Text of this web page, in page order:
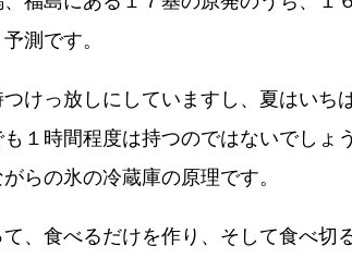
測です。
けっ放しにしていますし、夏はいち
１時間程度は持つのではないでしょ
らの氷の冷蔵庫の原理です。
、食べるだけを作り、そして食べ切